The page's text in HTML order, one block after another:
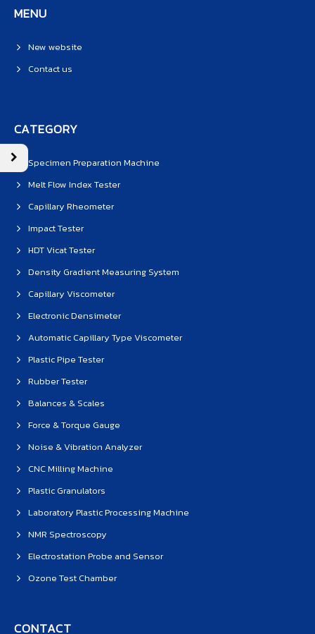
MENU
New website
Contact us
CATEGORY
Specimen Preparation Machine
Melt Flow Index Tester
Capillary Rheometer
Impact Tester
HDT Vicat Tester
Density Gradient Measuring System
Capillary Viscometer
Electronic Densimeter
Automatic Capillary Type Viscometer
Plastic Pipe Tester
Rubber Tester
Balances & Scales
Force & Torque Gauge
Noise & Vibration Analyzer
CNC Milling Machine
Plastic Granulators
Laboratory Plastic Processing Machine
NMR Spectroscopy
Electrostation Probe and Sensor
Ozone Test Chamber
CONTACT